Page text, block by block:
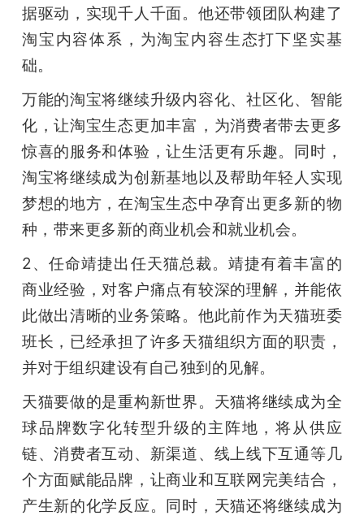
据驱动，实现千人千面。他还带领团队构建了
淘宝内容体系，为淘宝内容生态打下坚实基
础。
万能的淘宝将继续升级内容化、社区化、智能
化，让淘宝生态更加丰富，为消费者带去更多
惊喜的服务和体验，让生活更有乐趣。同时，
淘宝将继续成为创新基地以及帮助年轻人实现
梦想的地方，在淘宝生态中孕育出更多新的物
种，带来更多新的商业机会和就业机会。
2、任命靖捷出任天猫总裁。靖捷有着丰富的
商业经验，对客户痛点有较深的理解，并能依
此做出清晰的业务策略。他此前作为天猫班委
班长，已经承担了许多天猫组织方面的职责，
并对于组织建设有自己独到的见解。
天猫要做的是重构新世界。天猫将继续成为全
球品牌数字化转型升级的主阵地，将从供应
链、消费者互动、新渠道、线上线下互通等几
个方面赋能品牌，让商业和互联网完美结合，
产生新的化学反应。同时，天猫还将继续成为